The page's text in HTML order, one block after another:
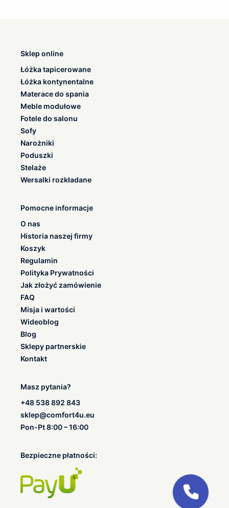
Sklep online
Łóżka tapicerowane
Łóżka kontynentalne
Materace do spania
Meble modułowe
Fotele do salonu
Sofy
Narożniki
Poduszki
Stelaże
Wersalki rozkładane
Pomocne informacje
O nas
Historia naszej firmy
Koszyk
Regulamin
Polityka Prywatności
Jak złożyć zamówienie
FAQ
Misja i wartości
Wideoblog
Blog
Sklepy partnerskie
Kontakt
Masz pytania?
+48 538 892 843
sklep@comfort4u.eu
Pon-Pt 8:00 – 16:00
Bezpieczne płatności: